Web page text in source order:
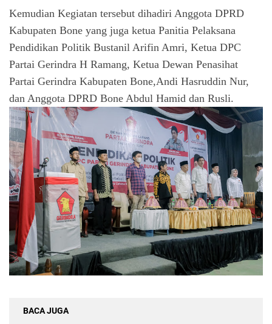
Kemudian Kegiatan tersebut dihadiri Anggota DPRD
Kabupaten Bone yang juga ketua Panitia Pelaksana
Pendidikan Politik Bustanil Arifin Amri, Ketua DPC
Partai Gerindra H Ramang, Ketua Dewan Penasihat
Partai Gerindra Kabupaten Bone,Andi Hasruddin Nur,
dan Anggota DPRD Bone Abdul Hamid dan Rusli.
BACA JUGA